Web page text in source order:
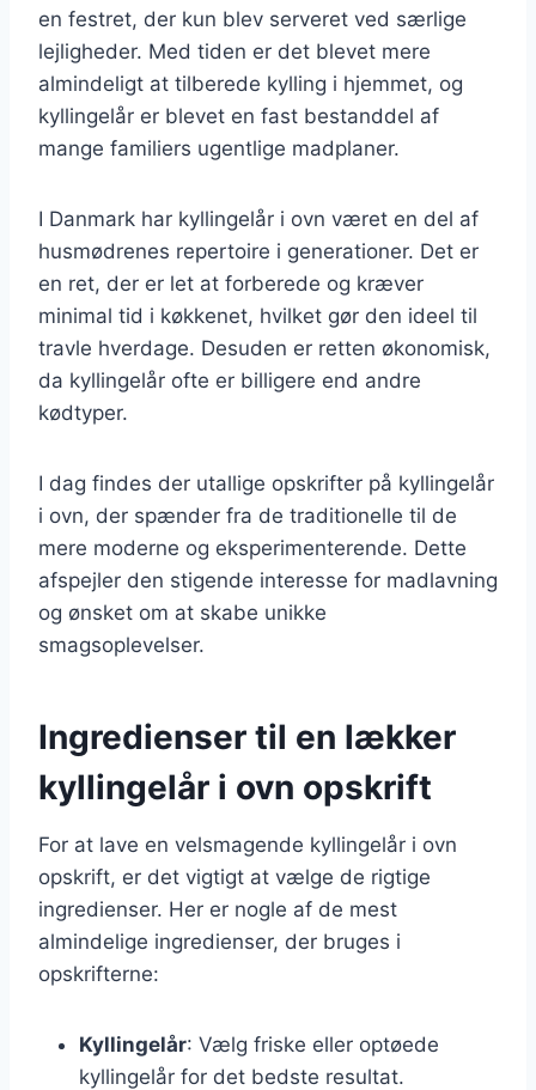
en festret, der kun blev serveret ved særlige
lejligheder. Med tiden er det blevet mere
almindeligt at tilberede kylling i hjemmet, og
kyllingelår er blevet en fast bestanddel af
mange familiers ugentlige madplaner.
I Danmark har kyllingelår i ovn været en del af
husmødrenes repertoire i generationer. Det er
en ret, der er let at forberede og kræver
minimal tid i køkkenet, hvilket gør den ideel til
travle hverdage. Desuden er retten økonomisk,
da kyllingelår ofte er billigere end andre
kødtyper.
I dag findes der utallige opskrifter på kyllingelår
i ovn, der spænder fra de traditionelle til de
mere moderne og eksperimenterende. Dette
afspejler den stigende interesse for madlavning
og ønsket om at skabe unikke
smagsoplevelser.
Ingredienser til en lækker
kyllingelår i ovn opskrift
For at lave en velsmagende kyllingelår i ovn
opskrift, er det vigtigt at vælge de rigtige
ingredienser. Her er nogle af de mest
almindelige ingredienser, der bruges i
opskrifterne:
Kyllingelår: Vælg friske eller optøede
kyllingelår for det bedste resultat.